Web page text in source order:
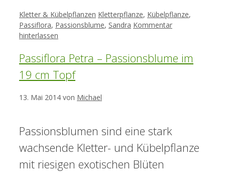
Kategorien
Kletter & Kübelpflanzen Schlagwörter
Kletterpflanze, Kübelpflanze,
Passiflora, Passionsblume, Sandra Kommentar
hinterlassen
Passiflora Petra – Passionsblume im
19 cm Topf
13. Mai 2014 von Michael
Passionsblumen sind eine stark
wachsende Kletter- und Kübelpflanze
mit riesigen exotischen Blüten